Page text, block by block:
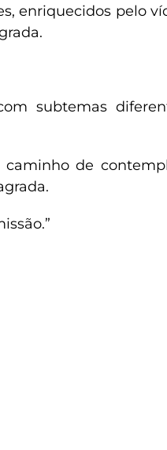
enriquecidos pelo
subtemas
de